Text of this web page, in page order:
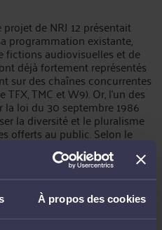
À propos des cookies
de NRJ 12 présentait
programmation existante,
fictions audiovisuelles et de
déjà fortement représentés
sur des chaînes concurrentes
TFX, TMC et W9). Or, l'un des
loi du 30 septembre 1986
la diversité et le pluralisme
offerts au public. Selon le
pouvait ainsi
introduisant des
apportant ainsi une
socio-culturel.
explicitement que les
matière de programmes